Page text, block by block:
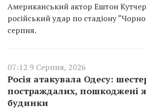
Американський актор Ештон Кутчер
російський удар по стадіону
серпня.
07:12 9 Серпня, 2026
Росія атакувала Одесу:
постраждалих, пошкоджені
будинки